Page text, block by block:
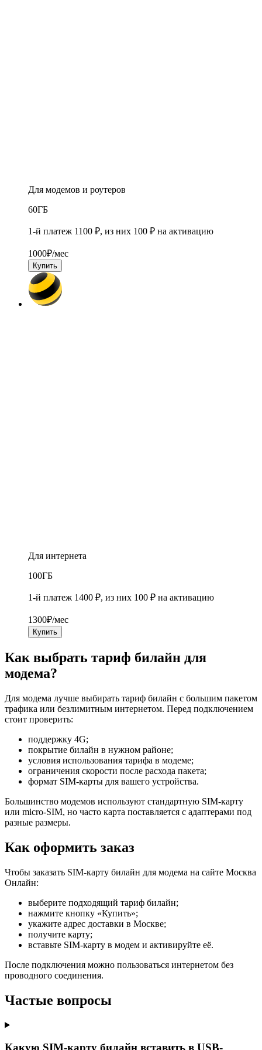
Для модемов и роутеров
60ГБ
1-й платеж 1100 ₽, из них 100 ₽ на активацию
1000₽/мес
Купить
Для интернета
100ГБ
1-й платеж 1400 ₽, из них 100 ₽ на активацию
1300₽/мес
Купить
Как выбрать тариф билайн для
модема?
Для модема лучше выбирать тариф билайн с большим пакетом
трафика или безлимитным интернетом. Перед подключением
стоит проверить:
поддержку 4G;
покрытие билайн в нужном районе;
условия использования тарифа в модеме;
ограничения скорости после расхода пакета;
формат SIM-карты для вашего устройства.
Большинство модемов используют стандартную SIM-карту
или micro-SIM, но часто карта поставляется с адаптерами под
разные размеры.
Как оформить заказ
Чтобы заказать SIM-карту билайн для модема на сайте Москва
Онлайн:
выберите подходящий тариф билайн;
нажмите кнопку «Купить»;
укажите адрес доставки в Москве;
получите карту;
вставьте SIM-карту в модем и активируйте её.
После подключения можно пользоваться интернетом без
проводного соединения.
Частые вопросы